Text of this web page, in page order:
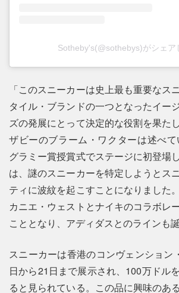
Sotheby's(@sothebys)がシェア
「このスニーカーは史上最も重要なス
タイル・ブランドの一つとなったイー
ズの発展にとって決定的な役割を果た
ザビーのブラーム・ワクターは述べ
グラミー賞授賞式でステージに初登場
は、謎のスニーカーを特定しようとス
ティに波紋を起こすことになりました
カニエ・ウェストとナイキのコラボレ
こととなり、アディダスとのラインも
スニーカーは香港のコンヴェンション
日から21日まで展示され、100万ドル
ると見られている。この品に興味のあ